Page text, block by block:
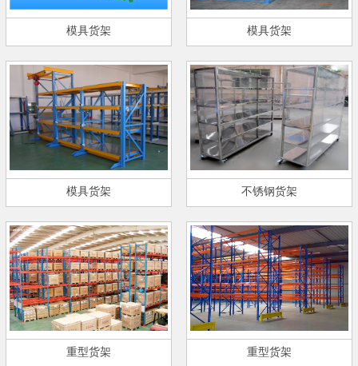
模具货架 模具货架
模具货架 不锈钢货架
重型货架 重型货架